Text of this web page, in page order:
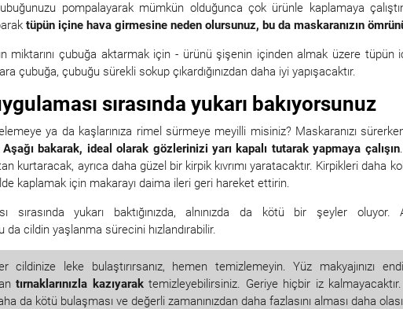
pompalayarak mümkün olduğunca çok ürünle kaplamaya
tüpün içine hava girmesine neden olursunuz, bu da maskaranızın
miktarını çubuğa aktarmak için - ürünü şişenin içinden almak üzere tüpün
çubuğa, çubuğu sürekli sokup çıkardığınızdan daha iyi yapışacaktır.
sırasında yukarı bakıyorsunuz
ya da kaşlarınıza rimel sürmeye meyilli misiniz? Maskaranızı
Aşağı bakarak, ideal olarak gözlerinizi yarı kapalı tutarak yapmaya çalışın
kurtaracak, ayrıca daha güzel bir kirpik kıvrımı yaratacaktır. Kirpikleri daha
kaplamak için makarayı daima ileri geri hareket ettirin.
sırasında yukarı baktığınızda, alnınızda da kötü bir şeyler oluyor.
cildin yaşlanma sürecini hızlandırabilir.
cildinize leke bulaştırırsanız, hemen temizlemeyin. Yüz makyajınızı
tırnaklarınızla kazıyaraktemizleyebilirsiniz. Geriye hiçbir iz
da kötü bulaşması ve değerli zamanınızdan daha fazlasını alması daha